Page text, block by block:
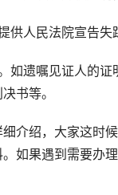
民法院宣告失
嘱见证人的证
书等。
绍，大家这时候
如果遇到需要办